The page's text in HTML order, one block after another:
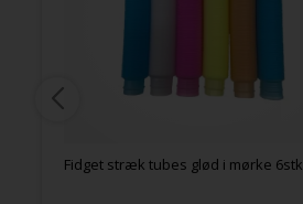
Fidget stræk tubes glød i mørke 6stk